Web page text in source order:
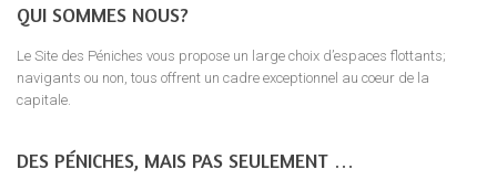
QUI SOMMES NOUS?
Le Site des Péniches vous propose un large choix d’espaces flottants;
navigants ou non, tous offrent un cadre exceptionnel au coeur de la
capitale.
DES PÉNICHES, MAIS PAS SEULEMENT …